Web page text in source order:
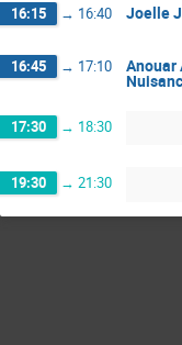
16:15 → 16:40 Joelle
16:45 → 17:10 Anouar
17:30 → 18:30
19:30 → 21:30